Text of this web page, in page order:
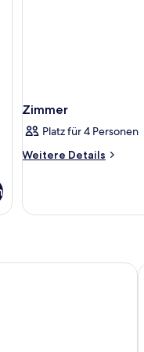
Zimmer
Platz für 4 Personen
Weitere Details
Weitere